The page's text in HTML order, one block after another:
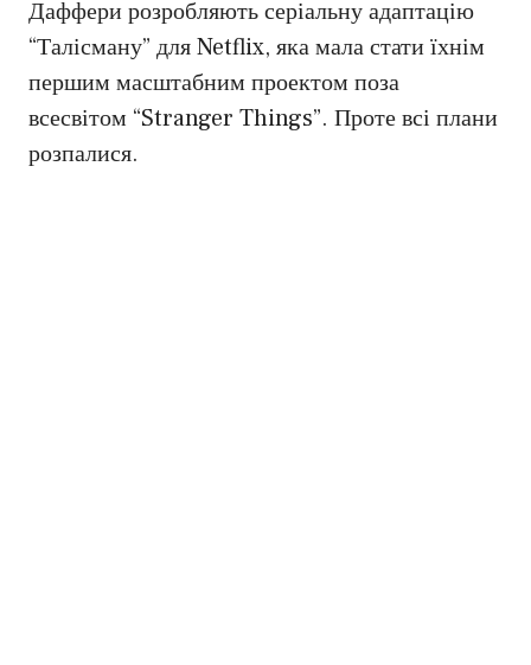
Даффери розробляють серіальну адаптацію
“Талісману” для Netflix, яка мала стати їхнім
першим масштабним проектом поза
всесвітом “Stranger Things”. Проте всі плани
розпалися.